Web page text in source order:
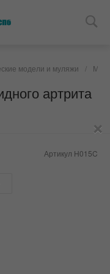
модели и муляжи /
артрита
Артикул H015C
×